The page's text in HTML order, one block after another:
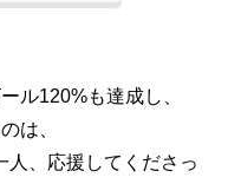
ル120%も達成し、
は、
人、応援してくださっ